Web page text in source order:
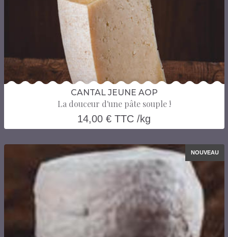
CANTAL JEUNE AOP
La douceur d'une pâte souple !
14,00 € TTC /kg
NOUVEAU